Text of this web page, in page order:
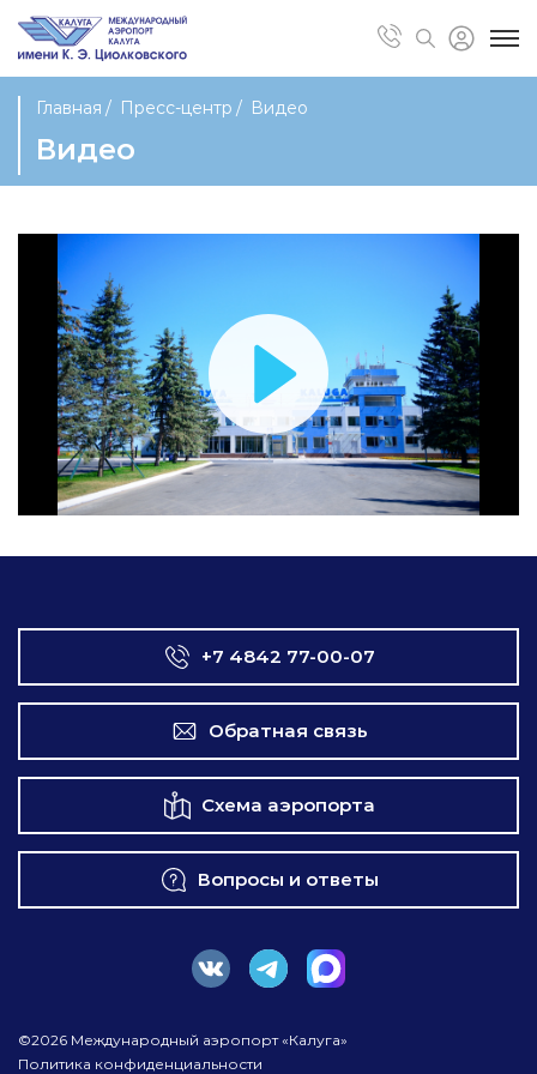
Главная Пресс-центр Видео
Видео
Воспроизвести
видео
+7 4842 77-00-07
Обратная связь
Схема аэропорта
Вопросы и ответы
©2026 Международный аэропорт «Калуга»
Политика конфиденциальности